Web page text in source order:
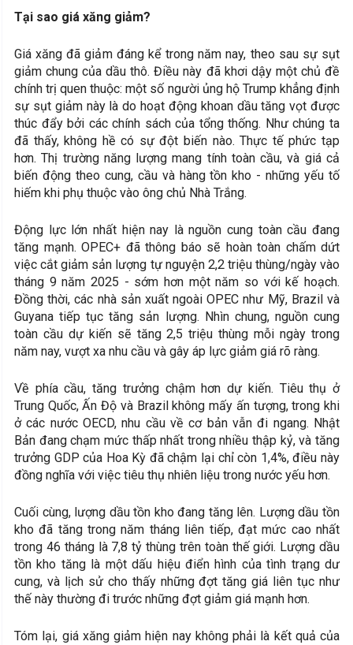
Tại sao giá xăng giảm?
Giá xăng đã giảm đáng kể trong năm nay, theo sau sự sụt
giảm chung của dầu thô. Điều này đã khơi dậy một chủ đề
chính trị quen thuộc: một số người ủng hộ Trump khẳng định
sự sụt giảm này là do hoạt động khoan dầu tăng vọt được
thúc đẩy bởi các chính sách của tổng thống. Như chúng ta
đã thấy, không hề có sự đột biến nào. Thực tế phức tạp
hơn. Thị trường năng lượng mang tính toàn cầu, và giá cả
biến động theo cung, cầu và hàng tồn kho - những yếu tố
hiếm khi phụ thuộc vào ông chủ Nhà Trắng.
Động lực lớn nhất hiện nay là nguồn cung toàn cầu đang
tăng mạnh. OPEC+ đã thông báo sẽ hoàn toàn chấm dứt
việc cắt giảm sản lượng tự nguyện 2,2 triệu thùng/ngày vào
tháng 9 năm 2025 - sớm hơn một năm so với kế hoạch.
Đồng thời, các nhà sản xuất ngoài OPEC như Mỹ, Brazil và
Guyana tiếp tục tăng sản lượng. Nhìn chung, nguồn cung
toàn cầu dự kiến ​​sẽ tăng 2,5 triệu thùng mỗi ngày trong
năm nay, vượt xa nhu cầu và gây áp lực giảm giá rõ ràng.
Về phía cầu, tăng trưởng chậm hơn dự kiến. Tiêu thụ ở
Trung Quốc, Ấn Độ và Brazil không mấy ấn tượng, trong khi
ở các nước OECD, nhu cầu về cơ bản vẫn đi ngang. Nhật
Bản đang chạm mức thấp nhất trong nhiều thập kỷ, và tăng
trưởng GDP của Hoa Kỳ đã chậm lại chỉ còn 1,4%, điều này
đồng nghĩa với việc tiêu thụ nhiên liệu trong nước yếu hơn.
Cuối cùng, lượng dầu tồn kho đang tăng lên. Lượng dầu tồn
kho đã tăng trong năm tháng liên tiếp, đạt mức cao nhất
trong 46 tháng là 7,8 tỷ thùng trên toàn thế giới. Lượng dầu
tồn kho tăng là một dấu hiệu điển hình của tình trạng dư
cung, và lịch sử cho thấy những đợt tăng giá liên tục như
thế này thường đi trước những đợt giảm giá mạnh hơn.
Tóm lại, giá xăng giảm hiện nay không phải là kết quả của